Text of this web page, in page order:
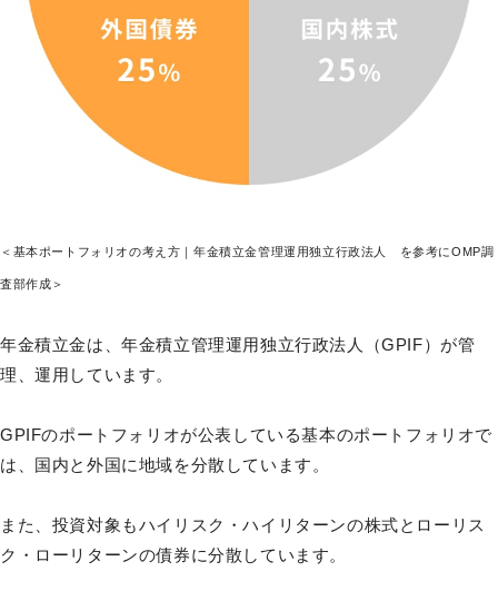
＜基本ポートフォリオの考え方｜年金積立金管理運用独立行政法人 を参考にOMP調
査部作成＞
年金積立金は、年金積立管理運用独立行政法人（GPIF）が管
理、運用しています。
GPIFのポートフォリオが公表している基本のポートフォリオで
は、国内と外国に地域を分散しています。
また、投資対象もハイリスク・ハイリターンの株式とローリス
ク・ローリターンの債券に分散しています。